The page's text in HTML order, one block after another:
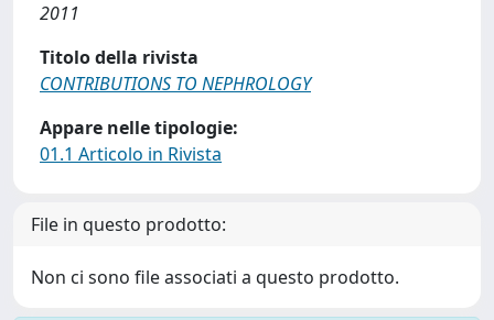
2011
Titolo della rivista
CONTRIBUTIONS TO NEPHROLOGY
Appare nelle tipologie:
01.1 Articolo in Rivista
File in questo prodotto:
Non ci sono file associati a questo prodotto.